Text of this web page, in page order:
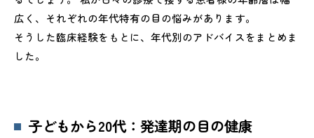
広く、それぞれの年代特有の目の悩みがあります。
そうした臨床経験をもとに、年代別のアドバイスをまとめま
した。
子どもから20代：発達期の目の健康